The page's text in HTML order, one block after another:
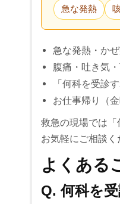
急な発熱
急な発熱・か
腹痛・吐き気
「何科を受診
お仕事帰り（
救急の現場では
お気軽にご相談く
よくある
Q. 何科を